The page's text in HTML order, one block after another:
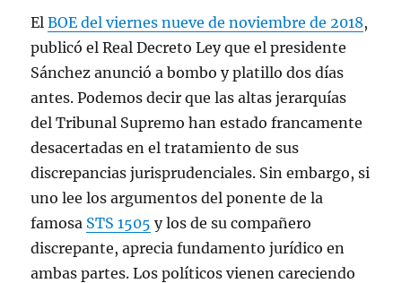
ElBOE del viernes nueve de noviembre de 2018,
publicó el Real Decreto Ley que el presidente
Sánchez anunció a bombo y platillo dos días
antes. Podemos decir que las altas jerarquías
del Tribunal Supremo han estado francamente
desacertadas en el tratamiento de sus
discrepancias jurisprudenciales. Sin embargo, si
uno lee los argumentos del ponente de la
famosa STS 1505 y los de su compañero
discrepante, aprecia fundamento jurídico en
ambas partes. Los políticos vienen careciendo